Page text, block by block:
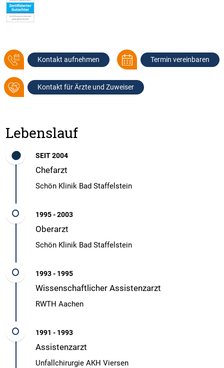
Kontakt aufnehmen Termin vereinbaren
Kontakt für Ärzte und Zuweiser
Lebenslauf
SEIT 2004
Chefarzt
Schön Klinik Bad Staffelstein
1995 - 2003
Oberarzt
Schön Klinik Bad Staffelstein
1993 - 1995
Wissenschaftlicher Assistenzarzt
RWTH Aachen
1991 - 1993
Assistenzarzt
Unfallchirurgie AKH Viersen